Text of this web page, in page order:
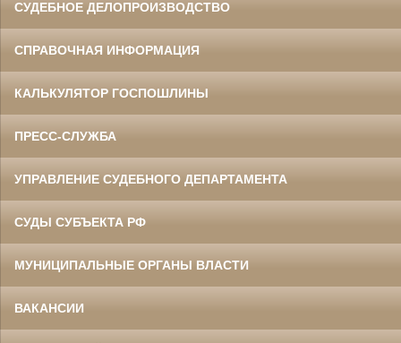
СУДЕБНОЕ ДЕЛОПРОИЗВОДСТВО
СПРАВОЧНАЯ ИНФОРМАЦИЯ
КАЛЬКУЛЯТОР ГОСПОШЛИНЫ
ПРЕСС-СЛУЖБА
УПРАВЛЕНИЕ СУДЕБНОГО ДЕПАРТАМЕНТА
СУДЫ СУБЪЕКТА РФ
МУНИЦИПАЛЬНЫЕ ОРГАНЫ ВЛАСТИ
ВАКАНСИИ